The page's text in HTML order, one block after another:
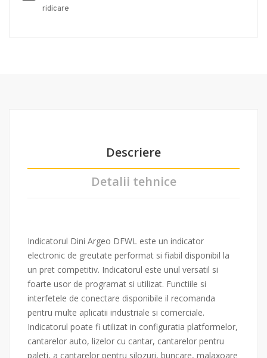
ridicare
Descriere
Detalii tehnice
Indicatorul Dini Argeo DFWL este un indicator
electronic de greutate performat si fiabil disponibil la
un pret competitiv. Indicatorul este unul versatil si
foarte usor de programat si utilizat. Functiile si
interfetele de conectare disponibile il recomanda
pentru multe aplicatii industriale si comerciale.
Indicatorul poate fi utilizat in configuratia platformelor,
cantarelor auto, lizelor cu cantar, cantarelor pentru
paleti, a cantarelor pentru silozuri, buncare, malaxoare